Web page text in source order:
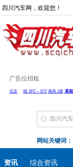
四川汽车网，欢迎您！
广告位招租
网站关键词：
资讯 综合资讯